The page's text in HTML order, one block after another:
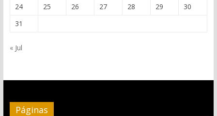
24
25 26 27 28 29
30
31
« Jul
Páginas